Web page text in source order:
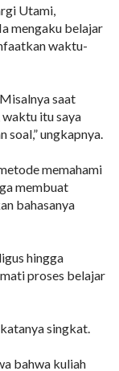
Utami,
mengaku belajar
waktu-
saat
waktu itu saya
ungkapnya.
memahami
membuat
bahasanya
hingga
proses belajar
singkat.
bahwa kuliah